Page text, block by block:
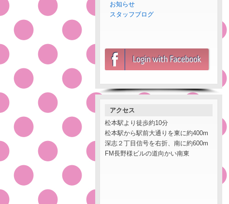
お知らせ
スタッフブログ
アクセス
松本駅より徒歩約10分
松本駅から駅前大通りを東に約400m
深志２丁目信号を右折、南に約600m
FM長野様ビルの道向かい南東